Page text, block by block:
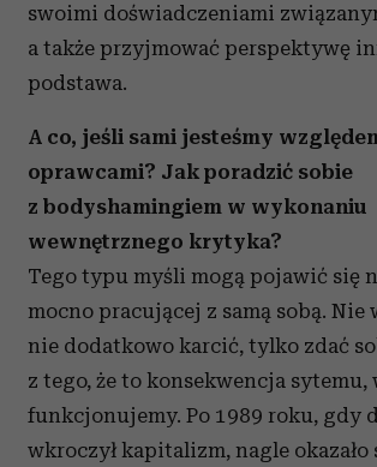
swoimi doświadczeniami
a także przyjmować perspektywę
podstawa.
A co, jeśli sami jesteśmy
oprawcami? Jak poradzić sobie
z bodyshamingiem w wykonaniu
wewnętrznego krytyka?
Tego typu myśli mogą pojawić się
mocno pracującej z samą sobą. Nie
nie dodatkowo karcić, tylko zdać
z tego, że to konsekwencja
funkcjonujemy. Po 1989 roku, gdy
wkroczył kapitalizm, nagle okazało